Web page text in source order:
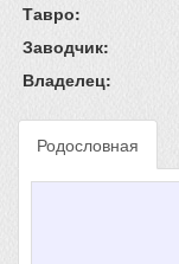
Тавро:
Заводчик:
Владелец:
Родословная